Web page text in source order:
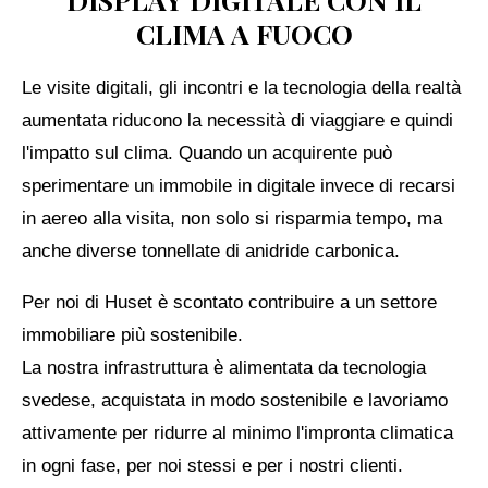
CLIMA A FUOCO
Le visite digitali, gli incontri e la tecnologia della realtà
aumentata riducono la necessità di viaggiare e quindi
l'impatto sul clima. Quando un acquirente può
sperimentare un immobile in digitale invece di recarsi
in aereo alla visita, non solo si risparmia tempo, ma
anche diverse tonnellate di anidride carbonica.
Per noi di Huset è scontato contribuire a un settore
immobiliare più sostenibile.
La nostra infrastruttura è alimentata da tecnologia
svedese, acquistata in modo sostenibile e lavoriamo
attivamente per ridurre al minimo l'impronta climatica
in ogni fase, per noi stessi e per i nostri clienti.